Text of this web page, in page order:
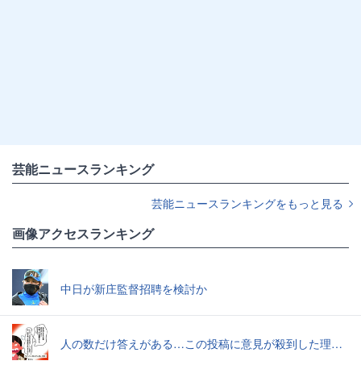
芸能ニュースランキング
芸能ニュースランキングをもっと見る
画像アクセスランキング
中日が新庄監督招聘を検討か
人の数だけ答えがある…この投稿に意見が殺到した理由｜これって不倫旅行ですか？【ママリ】